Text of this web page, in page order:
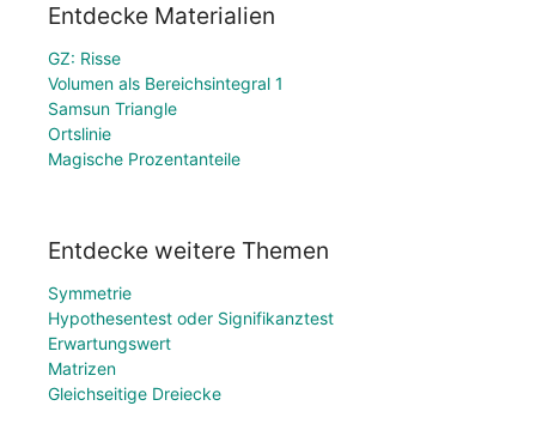
Entdecke Materialien
GZ: Risse
Volumen als Bereichsintegral 1
Samsun Triangle
Ortslinie
Magische Prozentanteile
Entdecke weitere Themen
Symmetrie
Hypothesentest oder Signifikanztest
Erwartungswert
Matrizen
Gleichseitige Dreiecke